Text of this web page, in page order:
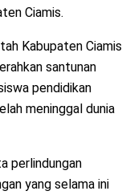
Ciamis.
Kabupaten Ciamis
santunan
pendidikan
meninggal dunia
perlindungan
yang selama ini